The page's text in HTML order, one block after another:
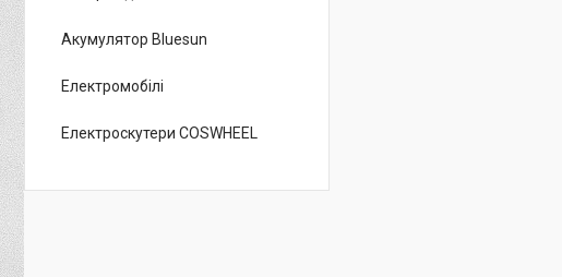
Акумулятор Bluesun
Електромобілі
Електроскутери COSWHEEL